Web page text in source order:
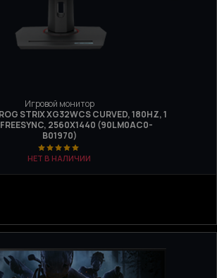
Игровой монитор
STRIX XG32WCS CURVED, 180HZ, 1
2560X1440 (90LM0AC0-
B01970)
НЕТ В НАЛИЧИИ